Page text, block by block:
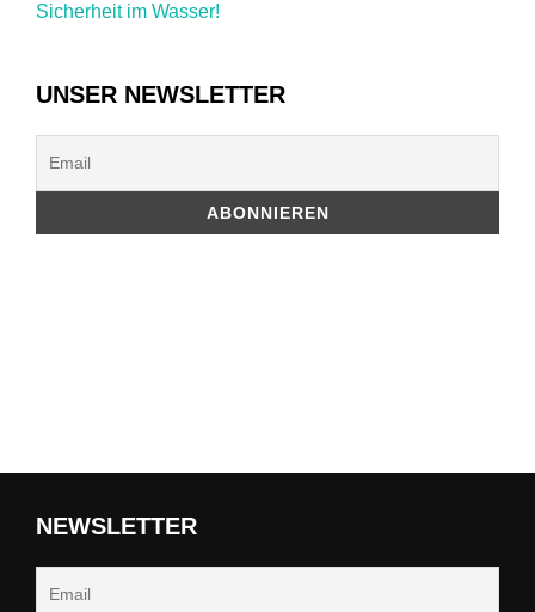
Sicherheit im Wasser!
UNSER NEWSLETTER
NEWSLETTER